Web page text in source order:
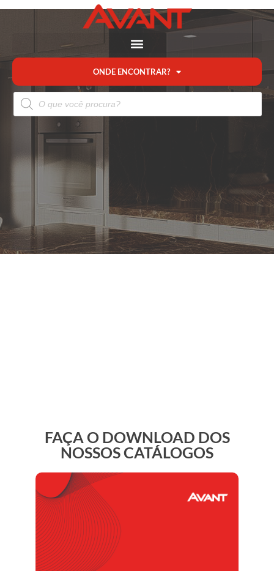
ONDE ENCONTRAR?
FAÇA O DOWNLOAD DOS
NOSSOS CATÁLOGOS